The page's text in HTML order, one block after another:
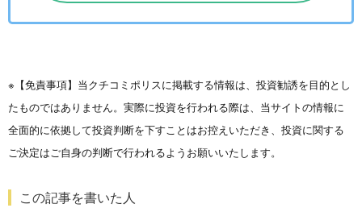
※【免責事項】当クチコミポリスに掲載する情報は、投資勧誘を目的とし
たものではありません。実際に投資を行われる際は、当サイトの情報に
全面的に依拠して投資判断を下すことはお控えいただき、投資に関する
ご決定はご自身の判断で行われるようお願いいたします。
この記事を書いた人